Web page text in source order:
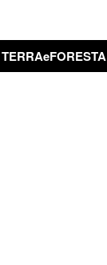
TERRAeFORESTA